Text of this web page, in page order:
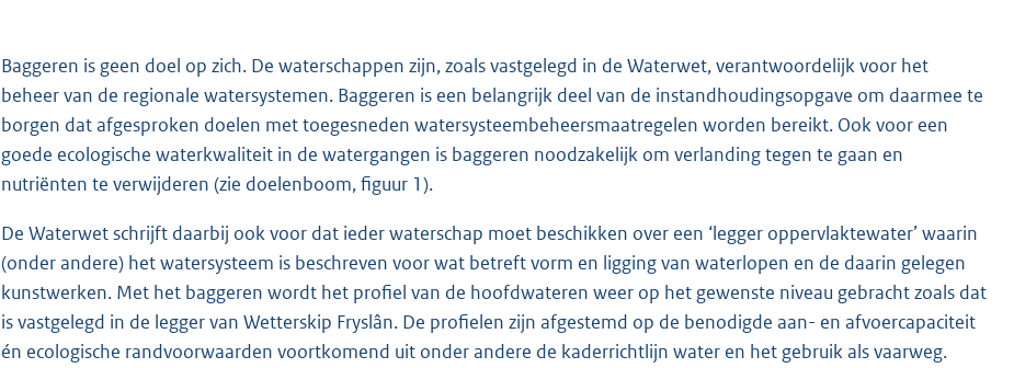
Baggeren is geen doel op zich. De waterschappen zijn, zoals vastgelegd in de Waterwet, verantwoordelijk voor het
beheer van de regionale watersystemen. Baggeren is een belangrijk deel van de instandhoudingsopgave om daarmee te
borgen dat afgesproken doelen met toegesneden watersysteembeheersmaatregelen worden bereikt. Ook voor een
goede ecologische waterkwaliteit in de watergangen is baggeren noodzakelijk om verlanding tegen te gaan en
nutriënten te verwijderen (zie doelenboom, figuur 1).
De Waterwet schrijft daarbij ook voor dat ieder waterschap moet beschikken over een ‘legger oppervlaktewater’ waarin
(onder andere) het watersysteem is beschreven voor wat betreft vorm en ligging van waterlopen en de daarin gelegen
kunstwerken. Met het baggeren wordt het profiel van de hoofdwateren weer op het gewenste niveau gebracht zoals dat
is vastgelegd in de legger van Wetterskip Fryslân. De profielen zijn afgestemd op de benodigde aan- en afvoercapaciteit
én ecologische randvoorwaarden voortkomend uit onder andere de kaderrichtlijn water en het gebruik als vaarweg.